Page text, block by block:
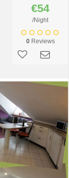
€54
/Night
0Reviews